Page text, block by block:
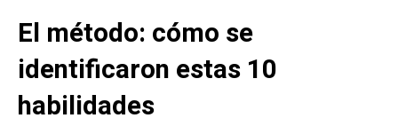
El método: cómo se
identificaron estas 10
habilidades